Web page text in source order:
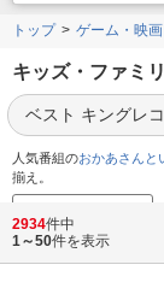
トップ ゲーム・映
キッズ・ファミ
ベスト キングレ
人気番組のおかあさんと
揃え。
映像音楽セール情報
2934件中
1～50件を表示